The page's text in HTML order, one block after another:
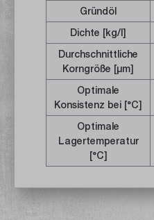
Gründöl
Dichte [kg/l]
Durchschnittliche
Korngröße [µm]
Optimale
Konsistenz bei [°C]
Optimale
Lagertemperatur
[°C]